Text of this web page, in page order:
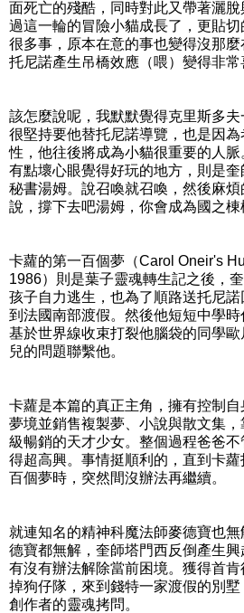
面死亡的殘酷，同時對此又帶著灑
過這一輪的冒險小貓成長了，更貼
很多事，原本在意的事也變得沒那
托尼諾產生吊橋效應（喂）變得非常
該怎麼說呢，我默默覺得克里斯多
很堅持要他替托尼諾導覽，也是因
性，他往後將成為小貓很重要的人
有點壞心眼覺得好玩的地方，則是
秘書湯姆。說召喚就召喚，然後麻
說，撐下去吧湯姆，你會成為國之棟
卡蘿的第一百個夢（Carol Oneir's
1986）則是葉子靈魂轉生記之後，
孩子自力逃生，也為了順路送托尼
到法國南部渡假。然後他短短中學
基於世界線收束打裂他腦袋的同學
兒的問題聯繫他。
卡蘿是本篇的真正主角，擁有控制
夢境並銷售複製夢、小說與散文集
級暢銷的天才少女。整個過程爸爸
得超高興。事情挺順利的，直到卡
百個夢時，突然間沒辦法再繼續。
就連知名的精神科魔法師麥德寶也
德寶都無解，奎師塔門西反倒產生
有沒有辦法解除當前困境。獲得首
掉狗仔隊，來到錢特一家渡假的別
創作者的靈魂拷問。